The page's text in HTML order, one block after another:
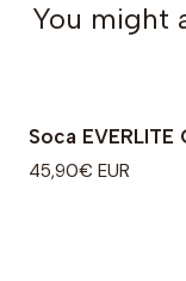
You might
Soca EVERLITE
45,90€ EUR